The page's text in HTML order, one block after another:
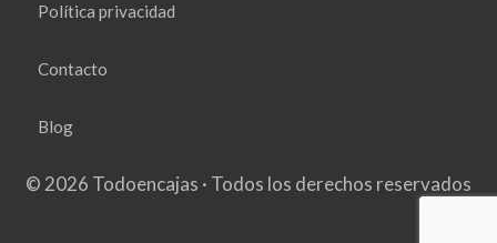
Política privacidad
Contacto
Blog
© 2026 Todoencajas · Todos los derechos reservados